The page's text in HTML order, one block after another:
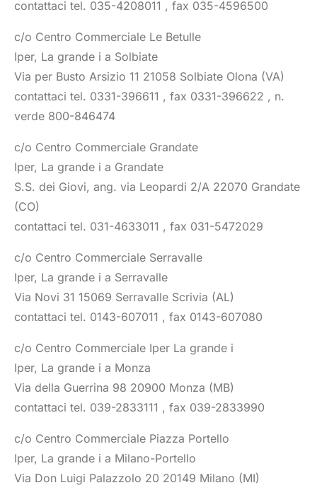
contattaci tel. 035-4208011 , fax 035-4596500
c/o Centro Commerciale Le Betulle
Iper, La grande i a Solbiate
Via per Busto Arsizio 11 21058 Solbiate Olona (VA)
contattaci tel. 0331-396611 , fax 0331-396622 , n.
verde 800-846474
c/o Centro Commerciale Grandate
Iper, La grande i a Grandate
S.S. dei Giovi, ang. via Leopardi 2/A 22070 Grandate
(CO)
contattaci tel. 031-4633011 , fax 031-5472029
c/o Centro Commerciale Serravalle
Iper, La grande i a Serravalle
Via Novi 31 15069 Serravalle Scrivia (AL)
contattaci tel. 0143-607011 , fax 0143-607080
c/o Centro Commerciale Iper La grande i
Iper, La grande i a Monza
Via della Guerrina 98 20900 Monza (MB)
contattaci tel. 039-2833111 , fax 039-2833990
c/o Centro Commerciale Piazza Portello
Iper, La grande i a Milano-Portello
Via Don Luigi Palazzolo 20 20149 Milano (MI)